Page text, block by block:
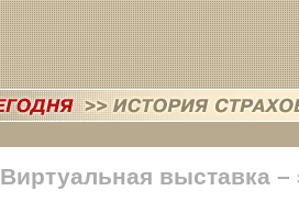
Виртуальная выставка –